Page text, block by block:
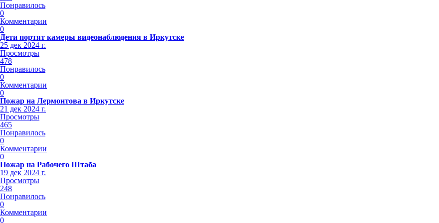
Понравилось
0
Комментарии
0
Дети портят камеры видеонаблюдения в Иркутске
25 дек 2024 г.
Просмотры
478
Понравилось
0
Комментарии
0
Пожар на Лермонтова в Иркутске
21 дек 2024 г.
Просмотры
465
Понравилось
0
Комментарии
0
Пожар на Рабочего Штаба
19 дек 2024 г.
Просмотры
248
Понравилось
0
Комментарии
0